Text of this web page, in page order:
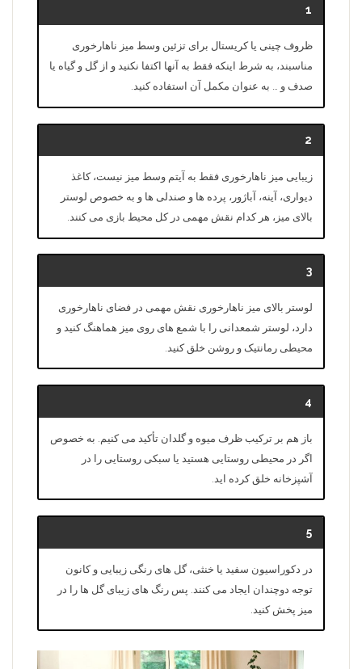
1
ظروف چینی یا کریستال برای تزئین وسط میز ناهارخوری
مناسبند، به شرط اینکه فقط به آنها اکتفا نکنید و از گل و گیاه یا
صدف و … به عنوان مکمل آن استفاده کنید.
2
زیبایی میز ناهارخوری فقط به آیتم وسط میز نیست، کاغذ
دیواری، آینه، آباژور، پرده ها و صندلی ها و به خصوص لوستر
بالای میز، هر کدام نقش مهمی در کل محیط بازی می کنند.
3
لوستر بالای میز ناهارخوری نقش مهمی در فضای ناهارخوری
دارد، لوستر شمعدانی را با شمع های روی میز هماهنگ کنید و
محیطی رمانتیک و روشن خلق کنید.
4
باز هم بر ترکیب ظرف میوه و گلدان تأکید می کنیم. به خصوص
اگر در محیطی روستایی هستید یا سبکی روستایی را در
آشپزخانه خلق کرده اید.
5
در دکوراسیون سفید یا خنثی، گل های رنگی زیبایی و کانون
توجه دوچندان ایجاد می کنند. پس رنگ های زیبای گل ها را در
میز پخش کنید.